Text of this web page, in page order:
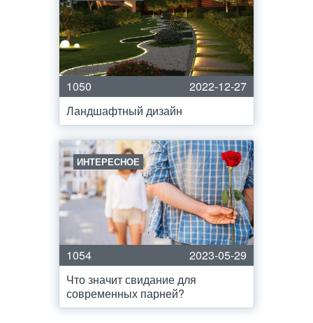
1050
2022-12-27
Ландшафтный дизайн
ИНТЕРЕСНОЕ
1054
2023-05-29
Что значит свидание для
современных парней?